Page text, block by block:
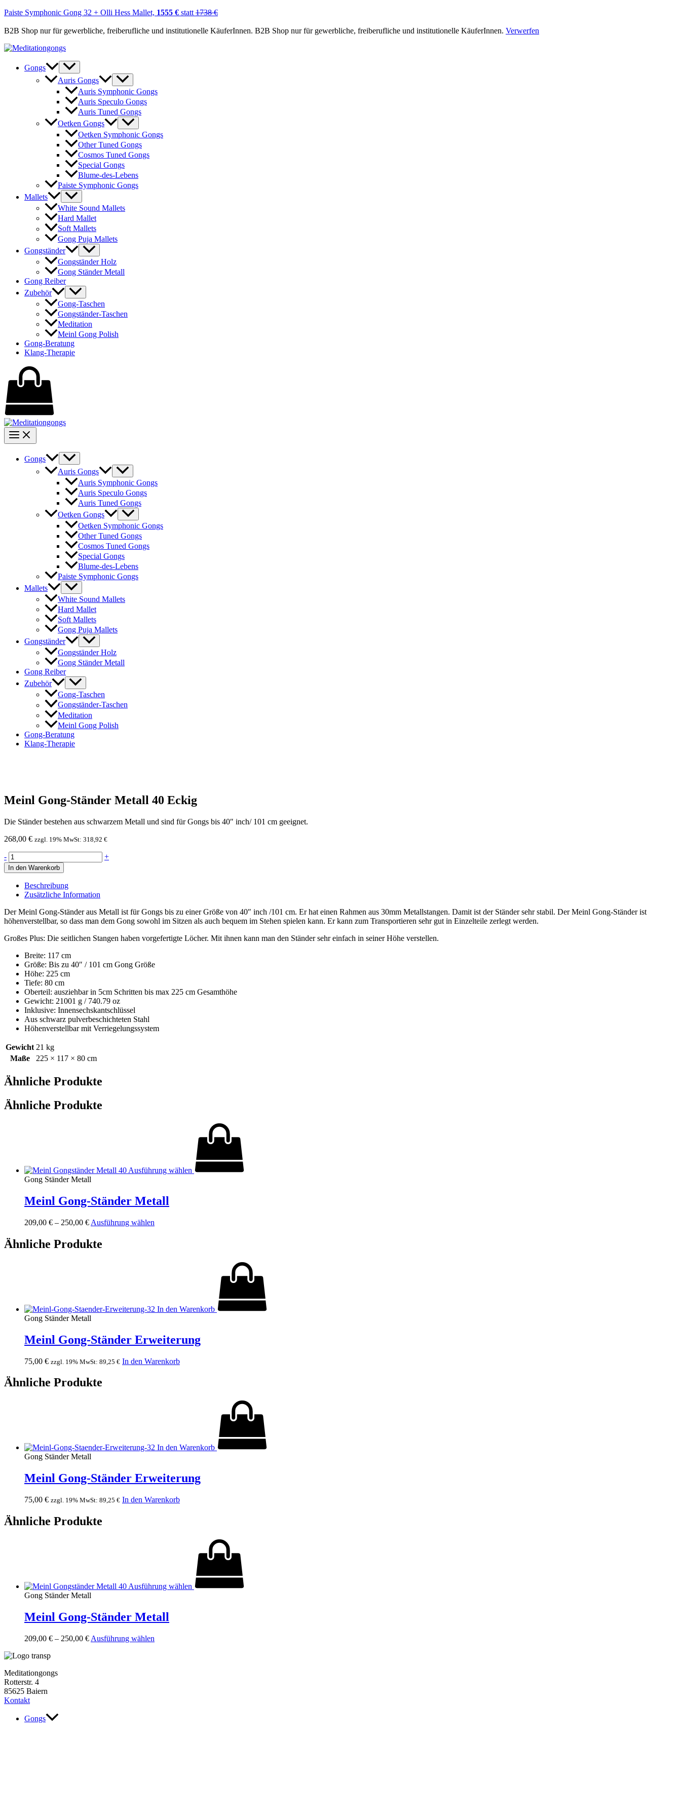
Paiste Symphonic Gong 32 + Olli Hess Mallet, 1555 € statt 1738 €
B2B Shop nur für gewerbliche, freiberufliche und institutionelle KäuferInnen. B2B Shop nur für gewerbliche, freiberufliche und institutionelle KäuferInnen. Verwerfen
Zum
springenGongs
Auris Gongs
Auris Symphonic Gongs
Auris Speculo Gongs
Auris Tuned Gongs
Oetken Gongs
Oetken Symphonic Gongs
Other Tuned Gongs
Cosmos Tuned Gongs
Special Gongs
Blume-des-Lebens
Paiste Symphonic Gongs
Mallets
White Sound Mallets
Hard Mallet
Soft Mallets
Gong Puja Mallets
Gongständer
Gongständer Holz
Gong Ständer Metall
Gong Reiber
Zubehör
Gong-Taschen
Gongständer-Taschen
Meditation
Meinl Gong Polish
Gong-Beratung
Klang-Therapie
Gongs
Auris Gongs
Auris Symphonic Gongs
Auris Speculo Gongs
Auris Tuned Gongs
Oetken Gongs
Oetken Symphonic Gongs
Other Tuned Gongs
Cosmos Tuned Gongs
Special Gongs
Blume-des-Lebens
Paiste Symphonic Gongs
Mallets
White Sound Mallets
Hard Mallet
Soft Mallets
Gong Puja Mallets
Gongständer
Gongständer Holz
Gong Ständer Metall
Gong Reiber
Zubehör
Gong-Taschen
Gongständer-Taschen
Meditation
Meinl Gong Polish
Gong-Beratung
Klang-Therapie
Meinl Gong-Ständer Metall 40 Eckig
Die Ständer bestehen aus schwarzem Metall und sind für Gongs bis 40″ inch/ 101 cm geeignet.
268,00 € zzgl. 19% MwSt: 318,92 €
- Meinl
Gong-
Ständer
Metall
Eckig
Menge
+
In den Warenkorb
Beschreibung
Zusätzliche Information
Der Meinl Gong-Ständer aus Metall ist für Gongs bis zu einer Größe von 40″ inch /101 cm. Er hat einen Rahmen aus 30mm Metallstangen. Damit ist der Ständer sehr stabil. Der Meinl Gong-Ständer ist
höhenverstellbar, so dass man dem Gong sowohl im Sitzen als auch bequem im Stehen spielen kann. Er kann zum Transportieren sehr gut in Einzelteile zerlegt werden.
Großes Plus: Die seitlichen Stangen haben vorgefertigte Löcher. Mit ihnen kann man den Ständer sehr einfach in seiner Höhe verstellen.
Breite: 117 cm
Größe: Bis zu 40″ / 101 cm Gong Größe
Höhe: 225 cm
Tiefe: 80 cm
Oberteil: ausziehbar in 5cm Schritten bis max 225 cm Gesamthöhe
Gewicht: 21001 g / 740.79 oz
Inklusive: Innensechskantschlüssel
Aus schwarz pulverbeschichteten Stahl
Höhenverstellbar mit Verriegelungssystem
Gewicht 21 kg
Maße
225 × 117 × 80 cm
Ähnliche Produkte
Ähnliche Produkte
Ausführung wählen
Gong Ständer Metall
Meinl Gong-Ständer Metall
209,00 € – 250,00 € Ausführung wählen
der
werden
Ähnliche Produkte
In den Warenkorb
Gong Ständer Metall
Meinl Gong-Ständer Erweiterung
75,00 € zzgl. 19% MwSt: 89,25 € In den Warenkorb
Ähnliche Produkte
In den Warenkorb
Gong Ständer Metall
Meinl Gong-Ständer Erweiterung
75,00 € zzgl. 19% MwSt: 89,25 € In den Warenkorb
Ähnliche Produkte
Ausführung wählen
Gong Ständer Metall
Meinl Gong-Ständer Metall
209,00 € – 250,00 € Ausführung wählen
Meditationgongs
Rotterstr. 4
85625 Baiern
Kontakt
Gongs